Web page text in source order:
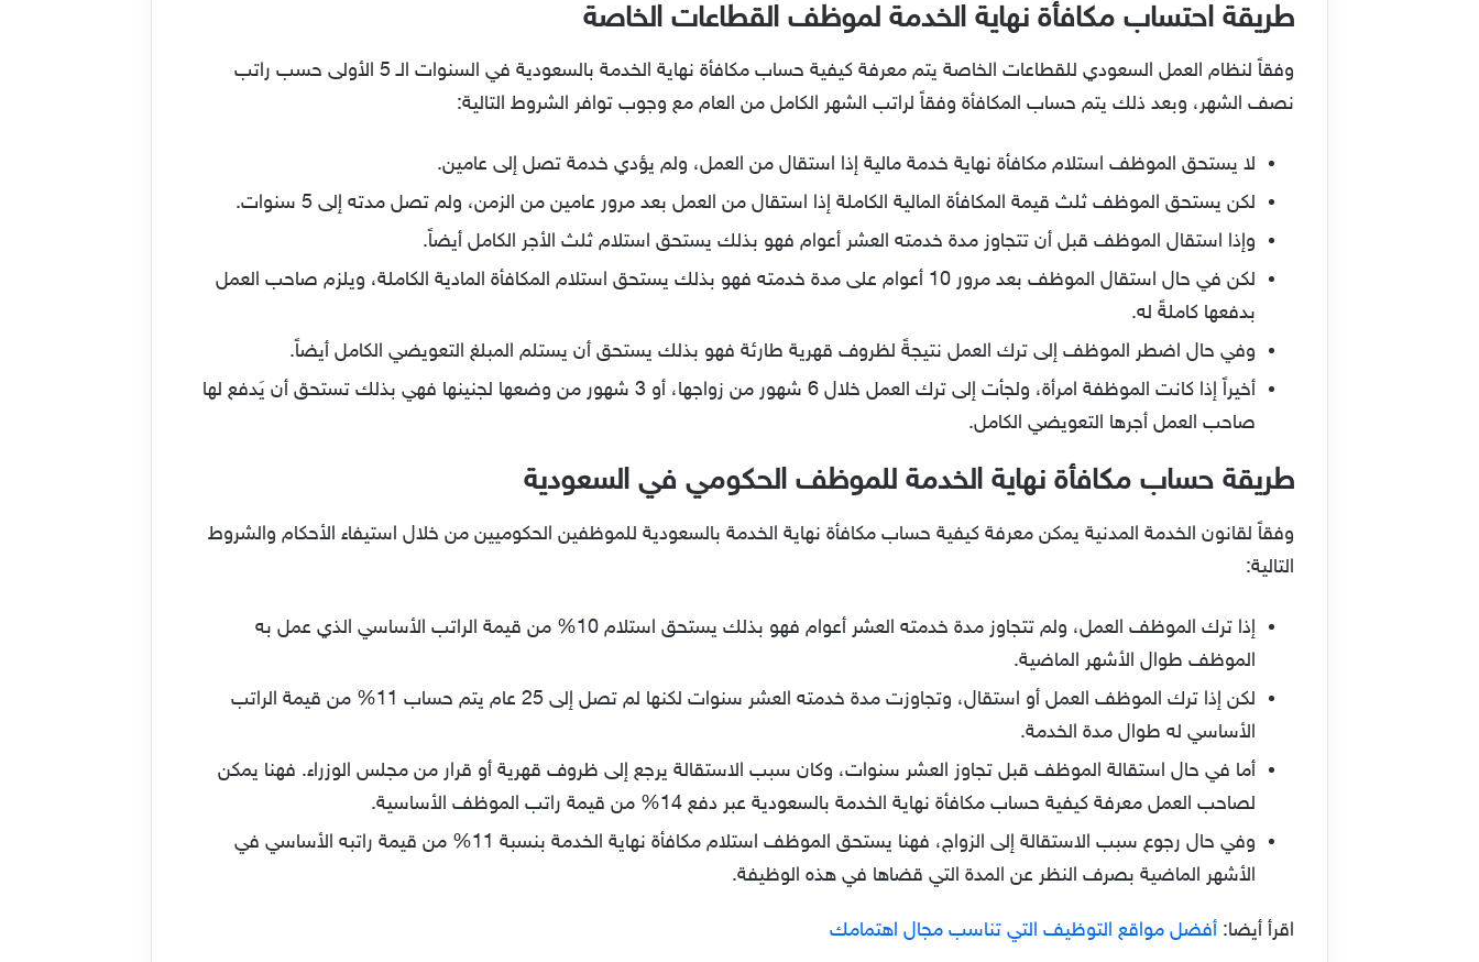
طريقة احتساب مكافأة نهاية الخدمة لموظف القطاعات الخاصة
وفقاً لنظام العمل السعودي للقطاعات الخاصة يتم معرفة كيفية حساب مكافأة نهاية الخدمة بالسعودية في السنوات الـ 5 الأولى حسب راتب
نصف الشهر، وبعد ذلك يتم حساب المكافأة وفقاً لراتب الشهر الكامل من العام مع وجوب توافر الشروط التالية:
لا يستحق الموظف استلام مكافأة نهاية خدمة مالية إذا استقال من العمل، ولم يؤدي خدمة تصل إلى عامين.
لكن يستحق الموظف ثلث قيمة المكافأة المالية الكاملة إذا استقال من العمل بعد مرور عامين من الزمن، ولم تصل مدته إلى 5 سنوات.
وإذا استقال الموظف قبل أن تتجاوز مدة خدمته العشر أعوام فهو بذلك يستحق استلام ثلث الأجر الكامل أيضاً.
لكن في حال استقال الموظف بعد مرور 10 أعوام على مدة خدمته فهو بذلك يستحق استلام المكافأة المادية الكاملة، ويلزم صاحب العمل
بدفعها كاملةً له.
وفي حال اضطر الموظف إلى ترك العمل نتيجةً لظروف قهرية طارئة فهو بذلك يستحق أن يستلم المبلغ التعويضي الكامل أيضاً.
أخيراً إذا كانت الموظفة امرأة، ولجأت إلى ترك العمل خلال 6 شهور من زواجها، أو 3 شهور من وضعها لجنينها فهي بذلك تستحق أن يَدفع لها
صاحب العمل أجرها التعويضي الكامل.
طريقة حساب مكافأة نهاية الخدمة للموظف الحكومي في السعودية
وفقاً لقانون الخدمة المدنية يمكن معرفة كيفية حساب مكافأة نهاية الخدمة بالسعودية للموظفين الحكوميين من خلال استيفاء الأحكام والشروط
التالية:
إذا ترك الموظف العمل، ولم تتجاوز مدة خدمته العشر أعوام فهو بذلك يستحق استلام 10% من قيمة الراتب الأساسي الذي عمل به
الموظف طوال الأشهر الماضية.
لكن إذا ترك الموظف العمل أو استقال، وتجاوزت مدة خدمته العشر سنوات لكنها لم تصل إلى 25 عام يتم حساب 11% من قيمة الراتب
الأساسي له طوال مدة الخدمة.
أما في حال استقالة الموظف قبل تجاوز العشر سنوات، وكان سبب الاستقالة يرجع إلى ظروف قهرية أو قرار من مجلس الوزراء. فهنا يمكن
لصاحب العمل معرفة كيفية حساب مكافأة نهاية الخدمة بالسعودية عبر دفع 14% من قيمة راتب الموظف الأساسية.
وفي حال رجوع سبب الاستقالة إلى الزواج، فهنا يستحق الموظف استلام مكافأة نهاية الخدمة بنسبة 11% من قيمة راتبه الأساسي في
الأشهر الماضية بصرف النظر عن المدة التي قضاها في هذه الوظيفة.
اقرأ أيضا: أفضل مواقع التوظيف التي تناسب مجال اهتمامك